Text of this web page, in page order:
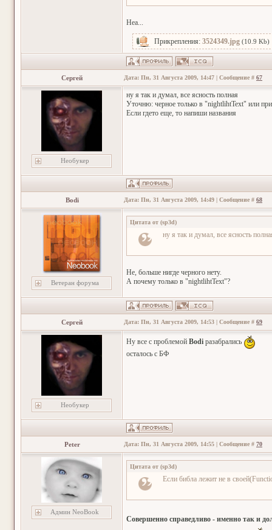
Неа...
Прикрепления: 3524349.jpg (10.9 Kb)
Сергей Дата: Пн, 31 Августа 2009, 14:47 | Сообщение # 67
Необукер
ну я так и думал, все ясность полная
Уточню: черное только в "nightlihtText" или при
Если гдето еще, то напиши названия
Bodi Дата: Пн, 31 Августа 2009, 14:49 | Сообщение # 68
Ветеран форума
Цитата от (sp3d)
ну я так и думал, все ясность
Не, больше нигде черного нету.
А почему только в "nightlihtText"?
Сергей Дата: Пн, 31 Августа 2009, 14:53 | Сообщение # 69
Необукер
Ну все с проблемой Bodi разабрались
осталось с БФ
Peter Дата: Пн, 31 Августа 2009, 14:55 | Сообщение # 70
Админ NeoBook
Цитата от (sp3d)
Если библа лежит не в
Совершенно справедливо - именно так и